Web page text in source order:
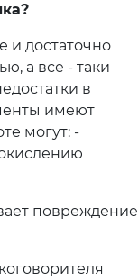
и достаточно
а все - таки
в
имеют
могут: -
повреждение